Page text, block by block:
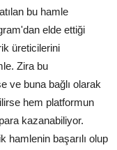
bu hamle
elde ettiği
üreticilerini
Zira bu
ve buna bağlı olarak
hem platformun
kazanabiliyor.
hamlenin başarılı olup